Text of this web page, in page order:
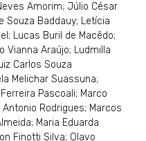
Amorim; Júlio César
Souza Baddauy; Letícia
Lucas Buril de Macêdo;
Vianna Araújo; Ludmilla
Carlos Souza
Melichar Suassuna;
Pascoali; Marco
Rodrigues; Marcos
Maria Eduarda
Finotti Silva; Olavo